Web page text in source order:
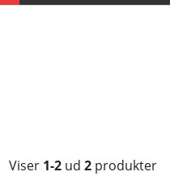
Viser 1-2 ud 2 produkter